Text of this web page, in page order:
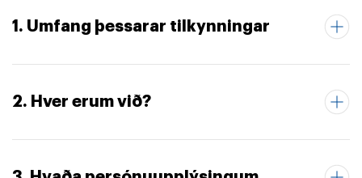
1. Umfang þessarar tilkynningar
2. Hver erum við?